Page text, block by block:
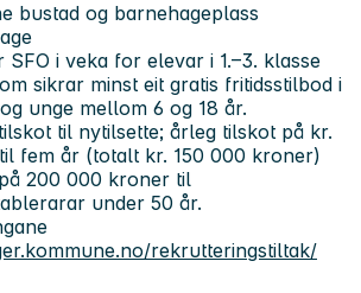
bustad og barnehageplass
SFO i veka for elevar i 1.–3. klasse
sikrar minst eit gratis fritidsstilbod i
unge mellom 6 og 18 år.
til nytilsette; årleg tilskot på kr.
fem år (totalt kr. 150 000 kroner)
200 000 kroner til
under 50 år.
rekrutteringstiltak/